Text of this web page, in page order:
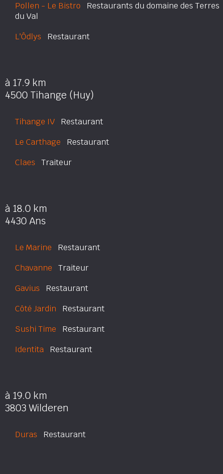
Pollen - Le Bistro Restaurants du domaine des Terres
du Val
L'Ôdlys Restaurant
à 17.9 km
4500 Tihange (Huy)
Tihange IV Restaurant
Le Carthage Restaurant
Claes Traiteur
à 18.0 km
4430 Ans
Le Marine Restaurant
Chavanne Traiteur
Gavius Restaurant
Côté Jardin Restaurant
Sushi Time Restaurant
Identita Restaurant
à 19.0 km
3803 Wilderen
Duras Restaurant